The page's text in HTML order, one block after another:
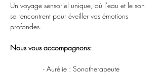
Un voyage sensoriel unique, où l'eau et le son
se rencontrent pour éveiller vos émotions
profondes.
Nous vous accompagnons:
- Aurélie : Sonotherapeute